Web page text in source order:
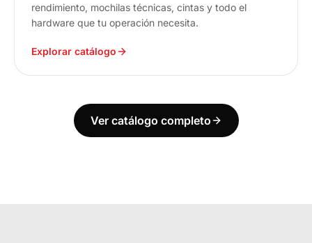
rendimiento, mochilas técnicas, cintas y todo el
hardware que tu operación necesita.
Explorar catálogo
Ver catálogo completo